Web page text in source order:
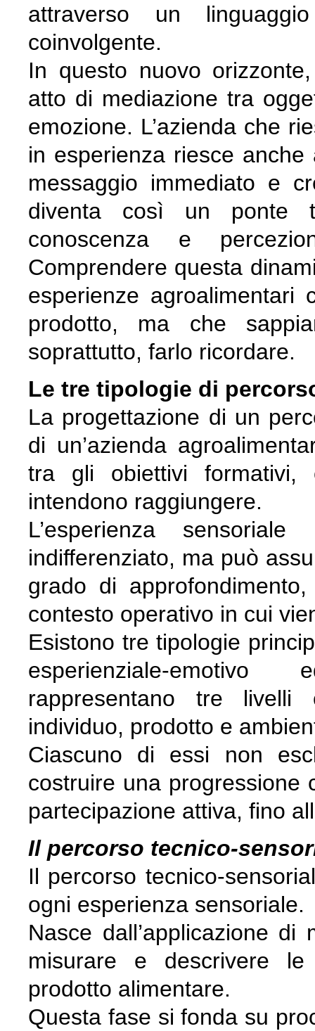
attraverso un
coinvolgente.
In questo nuovo
atto di mediazione tra
emozione. L’azienda che
in esperienza riesce
messaggio immediato e
diventa così un ponte
conoscenza e
Comprendere questa
esperienze
prodotto, ma che
soprattutto, farlo ricordare.
Le tre tipologie di
La progettazione di un
di un’azienda
tra gli obiettivi formativi,
intendono raggiungere.
L’esperienza
indifferenziato, ma può
grado di
contesto operativo in cui
Esistono tre tipologie
esperienziale-
rappresentano tre livelli
individuo, prodotto e
Ciascuno di essi non
costruire una progressione
partecipazione attiva, fino
Il percorso tecnico-
Il percorso tecnico-
ogni esperienza sensoriale.
Nasce dall’applicazione
misurare e descrivere
prodotto alimentare.
Questa fase si fonda su